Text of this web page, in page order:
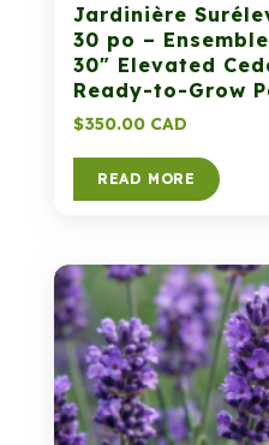
Jardinière
30 po –
30″ Elevated
Ready-to-Grow
$350.00 CAD
READ MORE